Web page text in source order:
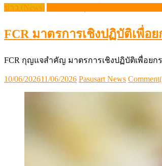
ข่าว (News)
FCR มาตรการเชิงปฏิบัติเพื่อ
FCR กุญแจสำคัญ มาตรการเชิงปฏิบัติเพื่อย
Posted
10/06/202611/06/2026 Author
Pasusart News